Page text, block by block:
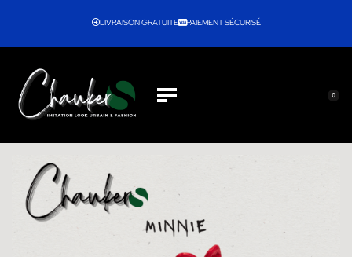
LIVRAISON GRATUITE PAIEMENT SÉCURISÉ
0